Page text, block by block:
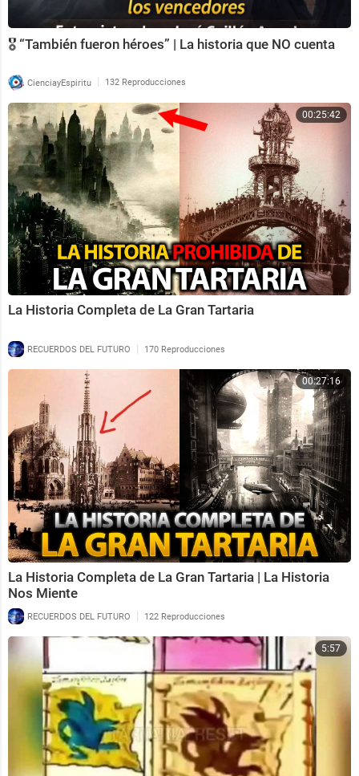
🎖️ “También fueron héroes” | La historia que NO cuenta
CienciayEspiritu | 132 Reproducciones
00:25:42
La Historia Completa de La Gran Tartaria
RECUERDOS DEL FUTURO | 170 Reproducciones
00:27:16
La Historia Completa de La Gran Tartaria | La Historia
Nos Miente
RECUERDOS DEL FUTURO | 122 Reproducciones
5:57